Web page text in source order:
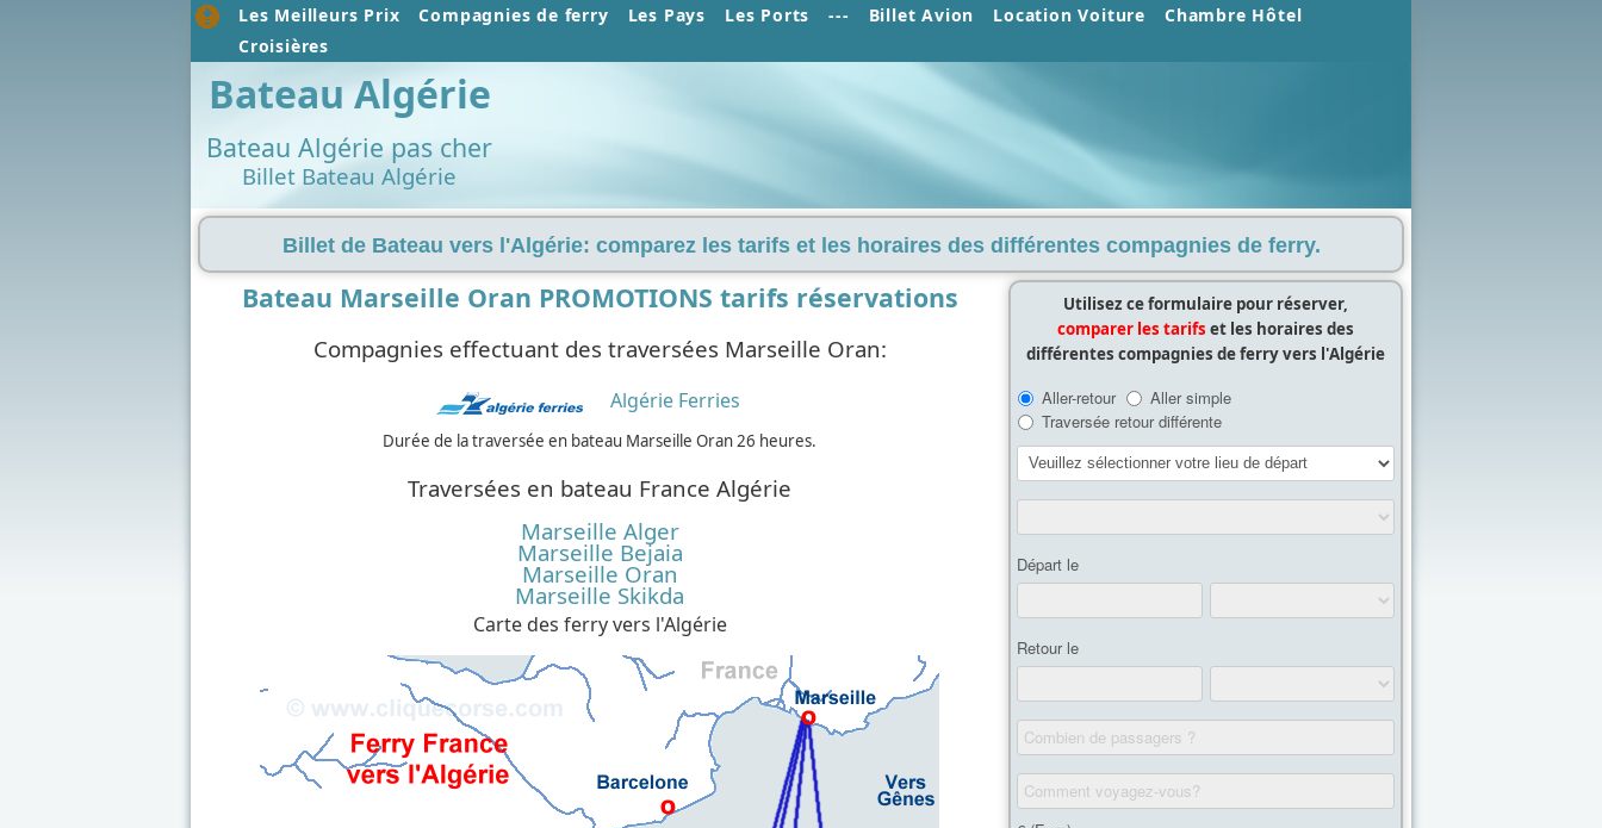
Les Meilleurs Prix Compagnies de ferry Les Pays Les Ports --- Billet Avion Location Voiture
Chambre Hôtel
Croisières
Bateau Algérie
Bateau Algérie pas cher
Billet Bateau Algérie
Billet de Bateau vers l'Algérie: comparez les tarifs et les horaires des différentes compagnies de ferry.
Bateau Marseille Oran PROMOTIONS tarifs réservations
Compagnies effectuant des traversées Marseille Oran:
Algérie Ferries
Durée de la traversée en bateau Marseille Oran 26 heures.
Traversées en bateau France Algérie
Marseille Alger
Marseille Bejaia
Marseille Oran
Marseille Skikda
Carte des ferry vers l'Algérie
Utilisez ce formulaire pour réserver,
comparer les tarifs et les horaires des
différentes compagnies de ferry vers l'Algérie